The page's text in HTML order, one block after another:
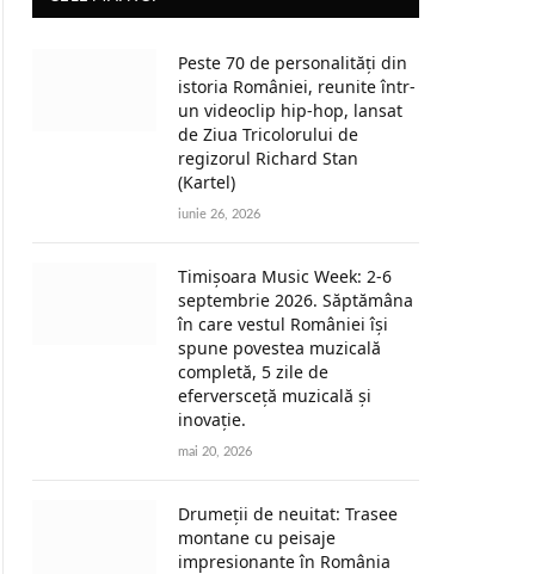
Peste 70 de personalități din
istoria României, reunite într-
un videoclip hip-hop, lansat
de Ziua Tricolorului de
regizorul Richard Stan
(Kartel)
iunie 26, 2026
Timișoara Music Week: 2-6
septembrie 2026. Săptămâna
în care vestul României își
spune povestea muzicală
completă, 5 zile de
eferversceță muzicală și
inovație.
mai 20, 2026
Drumeții de neuitat: Trasee
montane cu peisaje
impresionante în România